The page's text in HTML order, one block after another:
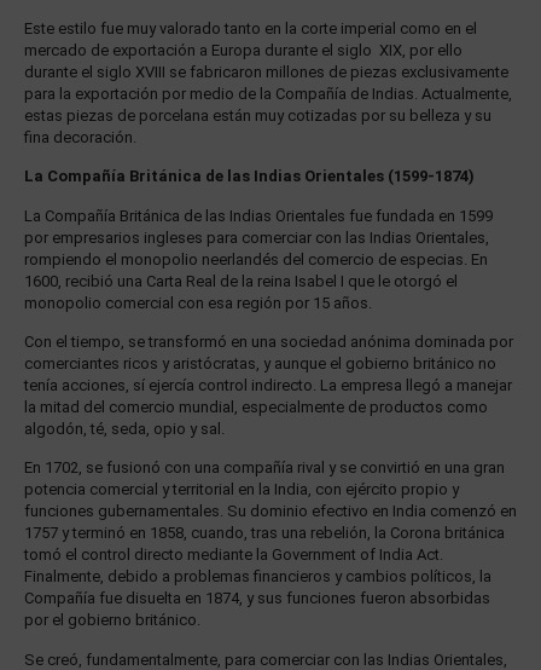
Este estilo fue muy valorado tanto en la corte imperial como en el
mercado de exportación a Europa durante el siglo XIX, por ello
durante el siglo XVIII se fabricaron millones de piezas exclusivamente
para la exportación por medio de la Compañía de Indias. Actualmente,
estas piezas de porcelana están muy cotizadas por su belleza y su
fina decoración.
La Compañía Británica de las Indias Orientales (1599-1874)
La Compañía Británica de las Indias Orientales fue fundada en 1599
por empresarios ingleses para comerciar con las Indias Orientales,
rompiendo el monopolio neerlandés del comercio de especias. En
1600, recibió una Carta Real de la reina Isabel I que le otorgó el
monopolio comercial con esa región por 15 años.
Con el tiempo, se transformó en una sociedad anónima dominada por
comerciantes ricos y aristócratas, y aunque el gobierno británico no
tenía acciones, sí ejercía control indirecto. La empresa llegó a manejar
la mitad del comercio mundial, especialmente de productos como
algodón, té, seda, opio y sal.
En 1702, se fusionó con una compañía rival y se convirtió en una gran
potencia comercial y territorial en la India, con ejército propio y
funciones gubernamentales. Su dominio efectivo en India comenzó en
1757 y terminó en 1858, cuando, tras una rebelión, la Corona británica
tomó el control directo mediante la Government of India Act.
Finalmente, debido a problemas financieros y cambios políticos, la
Compañía fue disuelta en 1874, y sus funciones fueron absorbidas
por el gobierno británico.
Se creó, fundamentalmente, para comerciar con las Indias Orientales,